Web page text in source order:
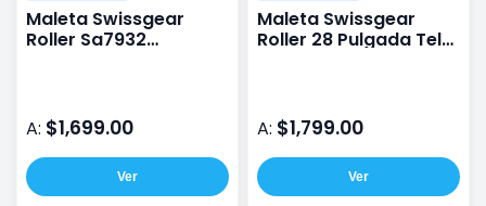
Maleta Swissgear
Roller Sa7932
A: $1,699.00
Ver
Maleta Swissgear
Roller 28 Pulgada Tela
A: $1,799.00
Ver